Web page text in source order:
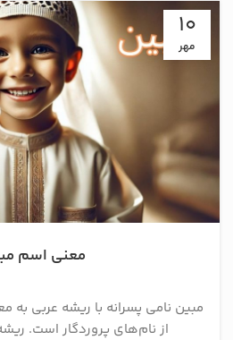
10
مهر
معنی اسم
مبین نامی پسرانه با ریشه عربی به
از نام‌های پروردگار است.